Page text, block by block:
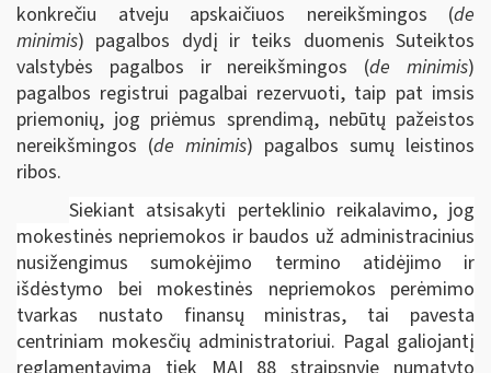
konkrečiu atveju apskaičiuos nereikšmingos (de
minimis) pagalbos dydį ir teiks duomenis Suteiktos
valstybės pagalbos ir nereikšmingos (de minimis)
pagalbos registrui pagalbai rezervuoti, taip pat imsis
priemonių, jog priėmus sprendimą, nebūtų pažeistos
nereikšmingos (de minimis) pagalbos sumų leistinos
ribos.
Siekiant atsisakyti perteklinio reikalavimo, jog
mokestinės nepriemokos ir baudos už administracinius
nusižengimus sumokėjimo termino atidėjimo ir
išdėstymo bei mokestinės nepriemokos perėmimo
tvarkas nustato finansų ministras, tai pavesta
centriniam mokesčių administratoriui. Pagal galiojantį